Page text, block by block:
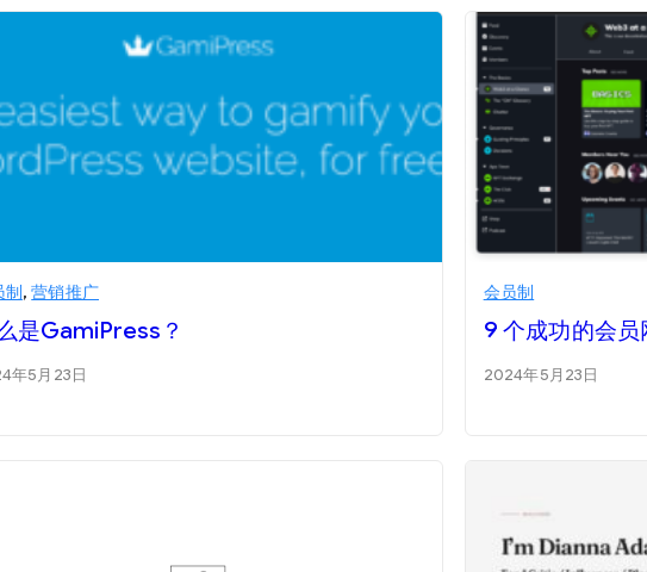
制,营销推广
是GamiPress？
年5月23日
会员制
9 个成功的会员
2024年5月23日